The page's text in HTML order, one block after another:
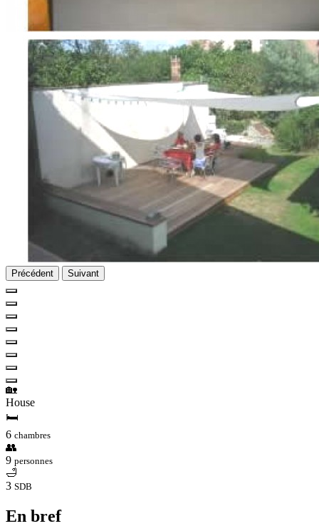
Précédent Suivant
🏡
House
🛏
6 chambres
👥
9 personnes
🛁
3 SDB
En bref